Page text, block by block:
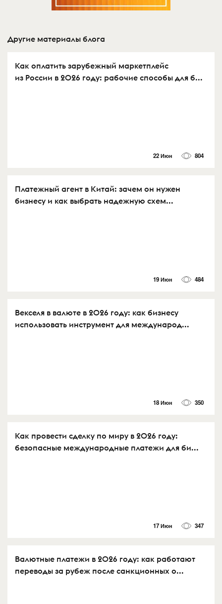
Другие материалы блога
Как оплатить зарубежный маркетплейс
из России в 2026 году: рабочие способы для б...
22 Июн 804
Платежный агент в Китай: зачем он нужен
бизнесу и как выбрать надежную схем...
19 Июн 484
Векселя в валюте в 2026 году: как бизнесу
использовать инструмент для международ...
18 Июн 350
Как провести сделку по миру в 2026 году:
безопасные международные платежи для би...
17 Июн 347
Валютные платежи в 2026 году: как работают
переводы за рубеж после санкционных о...